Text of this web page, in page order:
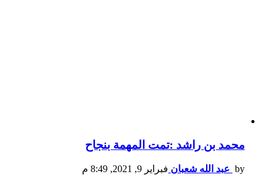
محمد بن راشد :تمت المهمة بنجاح
by عبد الله شعبان فبراير 9, 2021, 8:49 م